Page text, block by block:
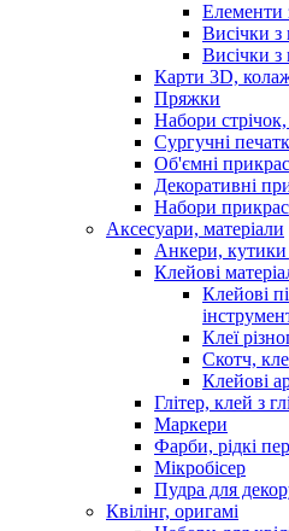
Елементи
Висічки з
Висічки з
Карти 3D,
Пряжки
Набори
Сургучні
Об'ємні
Декоративні
Набори прикрас
Аксесуари, матеріали
Анкери,
Клейові
Клейові
Клеї
Скотч,
Клейові
Глітер, клей з
Маркери
Фарби, рідкі
Мікробісер
Пудра для
Квілінг, оригамі